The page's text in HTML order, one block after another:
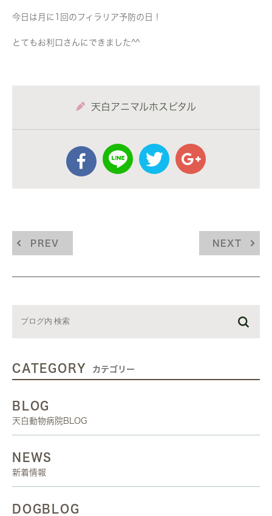
今日は月に1回のフィラリア予防の日！
とてもお利口さんにできました^^
天白アニマルホスピタル
PREV NEXT
CATEGORY カテゴリー
BLOG
天白動物病院BLOG
NEWS
新着情報
DOGBLOG